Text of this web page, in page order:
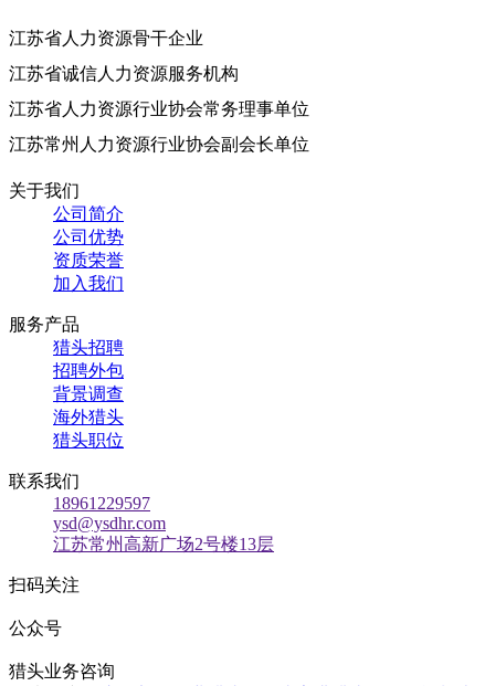
江苏省人力资源骨干企业
江苏省诚信人力资源服务机构
江苏省人力资源行业协会常务理事单位
江苏常州人力资源行业协会副会长单位
关于我们
公司简介
公司优势
资质荣誉
加入我们
服务产品
猎头招聘
招聘外包
背景调查
海外猎头
猎头职位
联系我们
18961229597
ysd@ysdhr.com
江苏常州高新广场2号楼13层
扫码关注
公众号
猎头业务咨询